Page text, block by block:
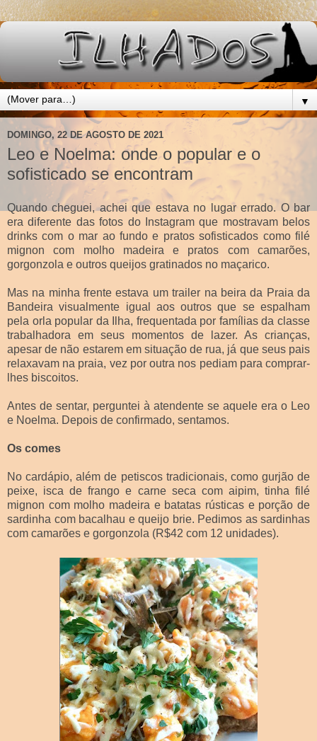
▼
DOMINGO, 22 DE AGOSTO DE 2021
Leo e Noelma: onde o popular e o
sofisticado se encontram
Quando cheguei, achei que estava no lugar errado. O bar
era diferente das fotos do Instagram que mostravam belos
drinks com o mar ao fundo e pratos sofisticados como filé
mignon com molho madeira e pratos com camarões,
gorgonzola e outros queijos gratinados no maçarico.
Mas na minha frente estava um trailer na beira da Praia da
Bandeira visualmente igual aos outros que se espalham
pela orla popular da Ilha, frequentada por famílias da classe
trabalhadora em seus momentos de lazer. As crianças,
apesar de não estarem em situação de rua, já que seus pais
relaxavam na praia, vez por outra nos pediam para comprar-
lhes biscoitos.
Antes de sentar, perguntei à atendente se aquele era o Leo
e Noelma. Depois de confirmado, sentamos.
Os comes
No cardápio, além de petiscos tradicionais, como gurjão de
peixe, isca de frango e carne seca com aipim, tinha filé
mignon com molho madeira e batatas rústicas e porção de
sardinha com bacalhau e queijo brie. Pedimos as sardinhas
com camarões e gorgonzola (R$42 com 12 unidades).